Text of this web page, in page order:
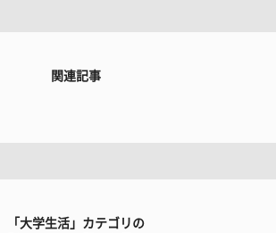
関連記事
「大学生活」カテゴリの